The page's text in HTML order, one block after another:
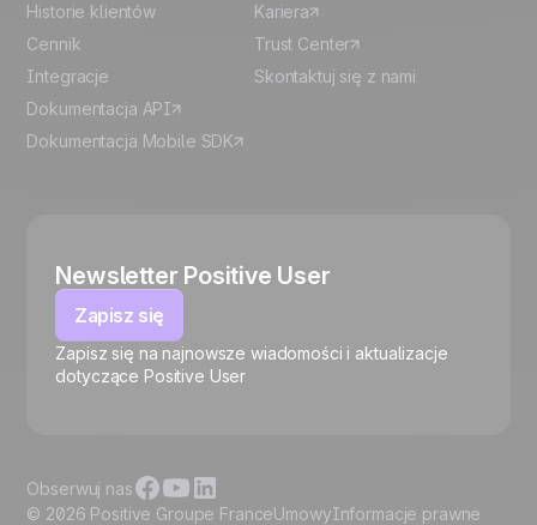
🍪
Historie klientów
Cennik
Integracje
Dokumentacja API
Dokumentacja Mobile SDK
Kariera
Trust Center
Skontaktuj się z nami
Newsletter Positive User
Zapisz się
Zapisz się na najnowsze wiadomości i aktualizacje
dotyczące Positive User
© 2026 Positive Groupe FranceUmowyInformacje prawne
Obserwuj nas